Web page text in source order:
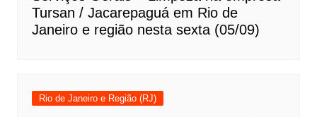
Tursan / Jacarepaguá em Rio de
Janeiro e região nesta sexta (05/09)
Rio de Janeiro e Região (RJ)